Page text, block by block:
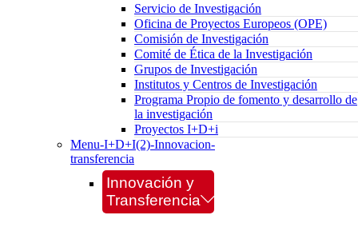
Servicio de Investigación
Oficina de Proyectos Europeos (OPE)
Comisión de Investigación
Comité de Ética de la Investigación
Grupos de Investigación
Institutos y Centros de Investigación
Programa Propio de fomento y desarrollo de
la investigación
Proyectos I+D+i
Menu-I+D+I(2)-Innovacion-
transferencia
Innovación y
Transferencia